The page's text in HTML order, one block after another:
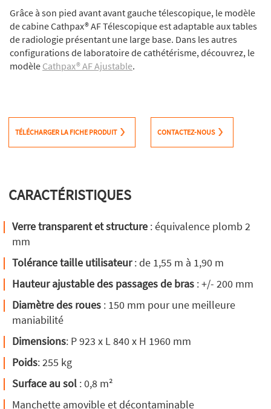
Grâce à son pied avant avant gauche télescopique, le modèle
de cabine Cathpax® AF Télescopique est adaptable aux tables
de radiologie présentant une large base. Dans les autres
configurations de laboratoire de cathétérisme, découvrez, le
modèle Cathpax® AF Ajustable.
TÉLÉCHARGER LA FICHE PRODUIT CONTACTEZ-NOUS
CARACTÉRISTIQUES
Verre transparent et structure : équivalence plomb 2
mm
Tolérance taille utilisateur: de 1,55 m à 1,90 m
Hauteur ajustable des passages de bras : +/- 200 mm
Diamètre des roues : 150 mm pour une meilleure
maniabilité
Dimensions: P 923 x L 840 x H 1960 mm
Poids: 255 kg
Surface au sol : 0,8 m²
Manchette amovible et décontaminable